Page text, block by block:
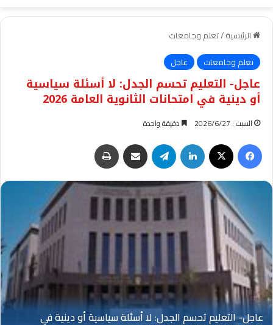
الرئيسية/تعلم وجامعات
تعلم وجامعات
عاجل
عاجل- التعليم تحسم الجدل: لا أسئلة سياسية
أو دينية في امتحانات الثانوية العامة 2026
السبت : 2026/6/27 دقيقة واحدة
فيسبوك لينكدإن تيلقرام مشاركة عبر البريد